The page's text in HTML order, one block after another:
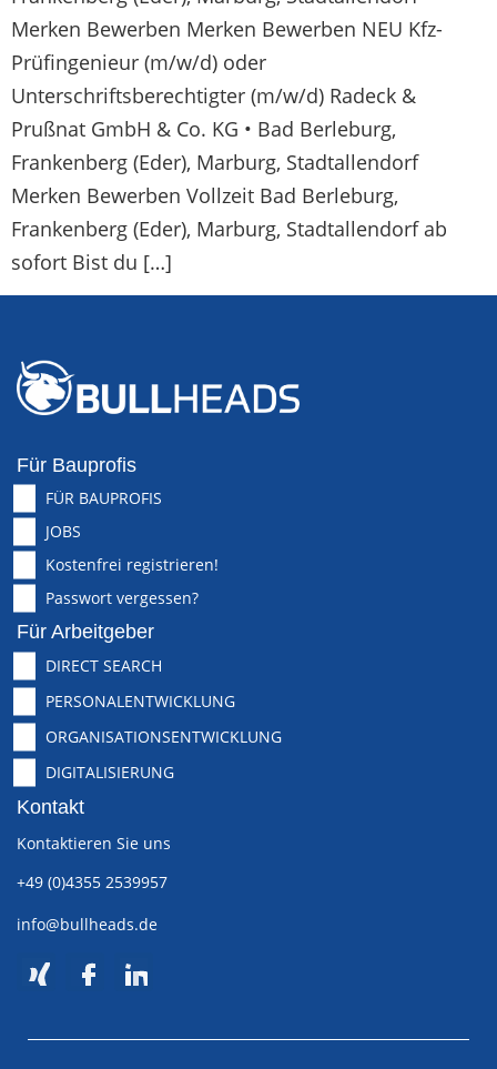
Merken Bewerben Merken Bewerben NEU Kfz-
Prüfingenieur (m/w/d) oder
Unterschriftsberechtigter (m/w/d) Radeck &
Prußnat GmbH & Co. KG • Bad Berleburg,
Frankenberg (Eder), Marburg, Stadtallendorf
Merken Bewerben Vollzeit Bad Berleburg,
Frankenberg (Eder), Marburg, Stadtallendorf ab
sofort Bist du […]
Für Bauprofis
FÜR BAUPROFIS
JOBS
Kostenfrei registrieren!
Passwort vergessen?
Für Arbeitgeber
DIRECT SEARCH
PERSONALENTWICKLUNG
ORGANISATIONSENTWICKLUNG
DIGITALISIERUNG
Kontakt
Kontaktieren Sie uns
+49 (0)4355 2539957
info@bullheads.de